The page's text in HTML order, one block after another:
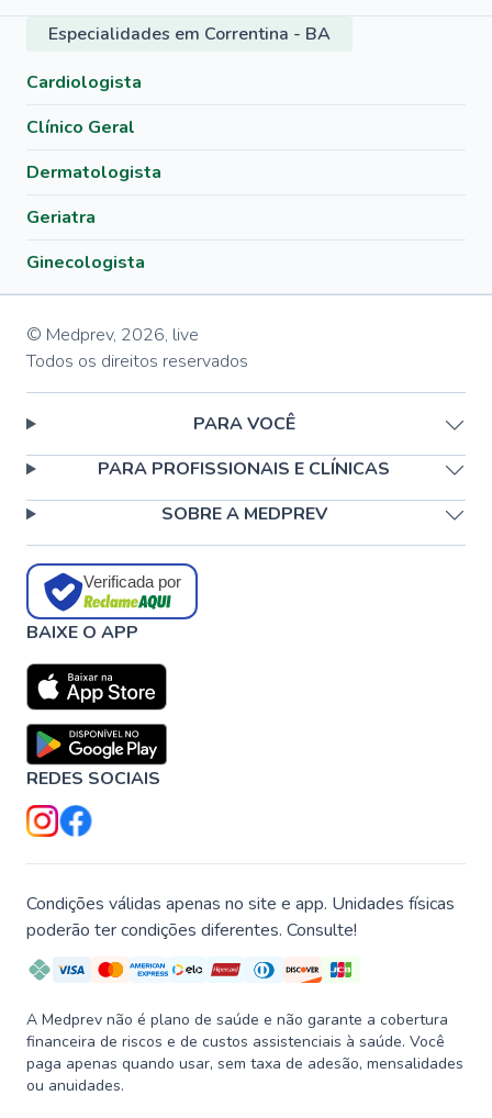
Especialidades em Correntina - BA
Cardiologista
Clínico Geral
Dermatologista
Geriatra
Ginecologista
© Medprev, 2026, live
Todos os direitos reservados
PARA VOCÊ
PARA PROFISSIONAIS E CLÍNICAS
SOBRE A MEDPREV
Verificada por
BAIXE O APP
REDES SOCIAIS
Condições válidas apenas no site e app. Unidades físicas
poderão ter condições diferentes. Consulte!
A Medprev não é plano de saúde e não garante a cobertura
financeira de riscos e de custos assistenciais à saúde. Você
paga apenas quando usar, sem taxa de adesão, mensalidades
ou anuidades.